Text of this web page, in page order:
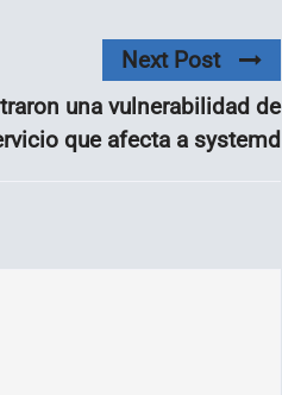
Next Post
una vulnerabilidad de
que afecta a systemd